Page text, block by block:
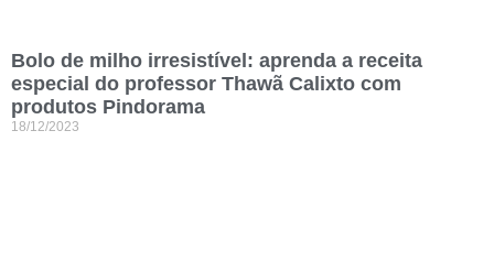
Bolo de milho irresistível: aprenda a receita
especial do professor Thawã Calixto com
produtos Pindorama
18/12/2023